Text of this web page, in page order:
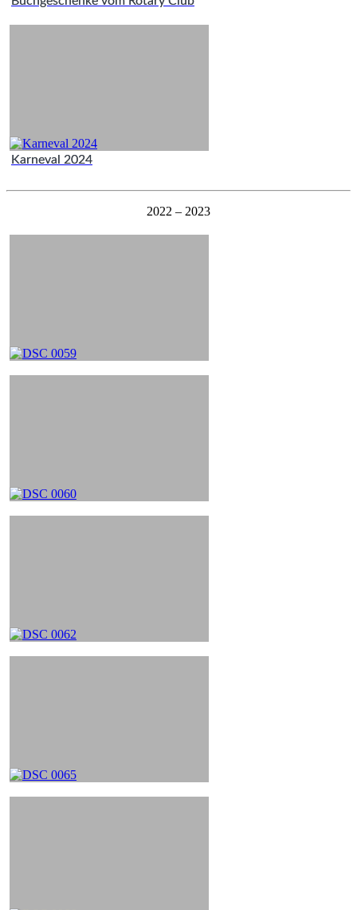
Karneval 2024
2022 – 2023